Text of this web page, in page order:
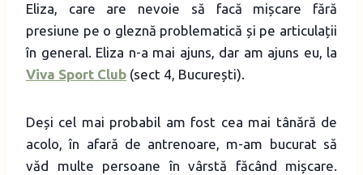
Eliza, care are nevoie să facă mișcare fără
presiune pe o gleznă problematică și pe articulații
în general. Eliza n-a mai ajuns, dar am ajuns eu, la
Viva Sport Club (sect 4, București).
Deși cel mai probabil am fost cea mai tânără de
acolo, în afară de antrenoare, m-am bucurat să
văd multe persoane în vârstă făcând mișcare.